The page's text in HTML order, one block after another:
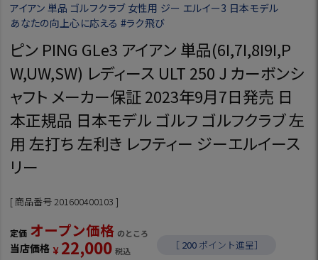
アイアン 単品 ゴルフクラブ 女性用 ジー エルイー3 日本モデル
あなたの向上心に応える #ラク飛び
ピン PING GLe3 アイアン 単品(6I,7I,8I9I,P
W,UW,SW) レディース ULT 250 J カーボンシ
ャフト メーカー保証 2023年9月7日発売 日
本正規品 日本モデル ゴルフ ゴルフクラブ 左
用 左打ち 左利き レフティー ジーエルイース
リー
商品番号 201600400103
定価 オープン価格 のところ
当店価格 ¥ 22,000 税込 ［ 200 ポイント進呈］